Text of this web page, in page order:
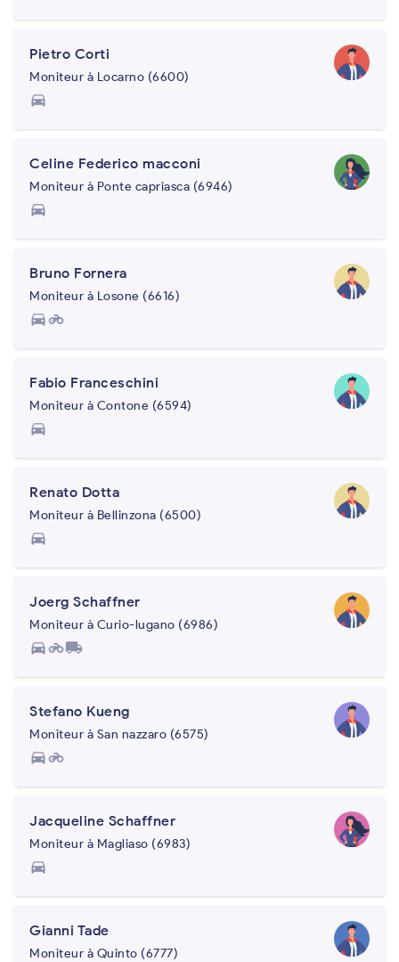
Pietro Corti
Moniteur à Locarno (6600)
directions_car
Celine Federico macconi
Moniteur à Ponte capriasca (6946)
directions_car
Bruno Fornera
Moniteur à Losone (6616)
directions_carmotorcycle
Fabio Franceschini
Moniteur à Contone (6594)
directions_car
Renato Dotta
Moniteur à Bellinzona (6500)
directions_car
Joerg Schaffner
Moniteur à Curio-lugano (6986)
directions_carmotorcyclelocal_shipping
Stefano Kueng
Moniteur à San nazzaro (6575)
directions_carmotorcycle
Jacqueline Schaffner
Moniteur à Magliaso (6983)
directions_car
Gianni Tade
Moniteur à Quinto (6777)